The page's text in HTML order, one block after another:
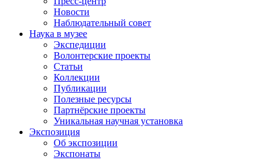
Новости
Наблюдательный совет
Наука в музее
Экспедиции
Волонтерские проекты
Статьи
Коллекции
Публикации
Полезные ресурсы
Партнёрские проекты
Уникальная научная установка
Экспозиция
Об экспозиции
Экспонаты